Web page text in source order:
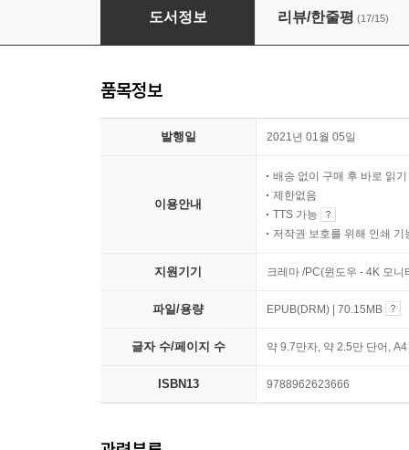
코로나 사이언스
도서정보 리뷰/한줄평 (17/15)
품목정보
발행일 2021년 01월 05일
이용안내
배송 없이 구매 후 바로 읽기
제한없음
TTS 가능
저작권 보호를 위해 인쇄 기
지원기기 크레마 /PC(윈도우 - 4K 모
파일/용량 EPUB(DRM) | 70.15MB
글자 수/페이지 수 약 9.7만자, 약 2.5만 단어,
ISBN13 9788962623666